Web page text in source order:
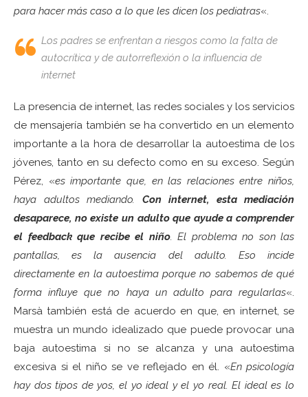
para hacer más caso a lo que les dicen los pediatras«.
Los padres se enfrentan a riesgos como la falta de
autocrítica y de autorreflexión o la influencia de
internet
La presencia de internet, las redes sociales y los servicios
de mensajería también se ha convertido en un elemento
importante a la hora de desarrollar la autoestima de los
jóvenes, tanto en su defecto como en su exceso. Según
Pérez, «es importante que, en las relaciones entre niños,
haya adultos mediando. Con internet, esta mediación
desaparece, no existe un adulto que ayude a comprender
el feedback que recibe el niño. El problema no son las
pantallas, es la ausencia del adulto. Eso incide
directamente en la autoestima porque no sabemos de qué
forma influye que no haya un adulto para regularlas«.
Marsà también está de acuerdo en que, en internet, se
muestra un mundo idealizado que puede provocar una
baja autoestima si no se alcanza y una autoestima
excesiva si el niño se ve reflejado en él. «En psicología
hay dos tipos de yos, el yo ideal y el yo real. El ideal es lo